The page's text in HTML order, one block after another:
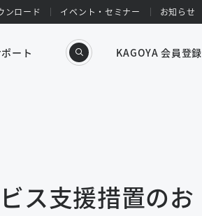
ス支援措置のお
ンロード イベント・セミナー お知らせ
ート KAGOYA 会員登録